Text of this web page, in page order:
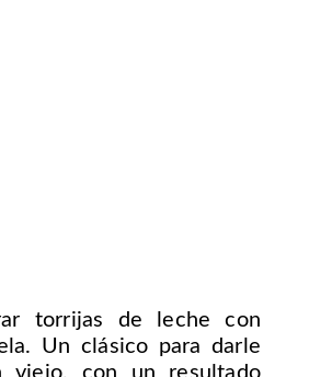
torrijas de leche con
Un clásico para darle
viejo, con un resultado